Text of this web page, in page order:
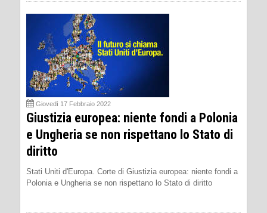
Giovedì 17 Febbraio 2022
Giustizia europea: niente fondi a Polonia
e Ungheria se non rispettano lo Stato di
diritto
Stati Uniti d'Europa. Corte di Giustizia europea: niente fondi a
Polonia e Ungheria se non rispettano lo Stato di diritto